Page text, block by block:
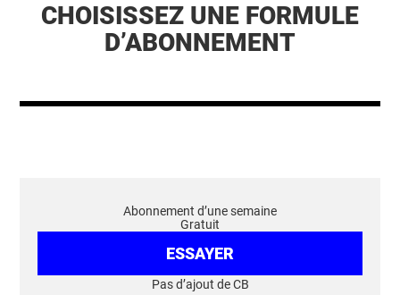
CHOISISSEZ UNE FORMULE
D’ABONNEMENT
Abonnement d’une semaine
Gratuit
ESSAYER
Pas d’ajout de CB